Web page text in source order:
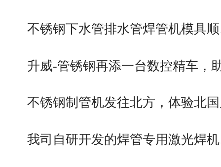
不锈钢下水管排水管焊管机模具
升威-管锈钢再添一台数控精车，
不锈钢制管机发往北方，体验北
我司自研开发的焊管专用激光焊